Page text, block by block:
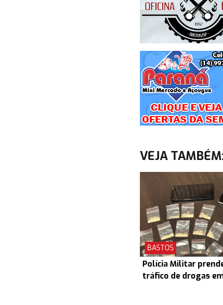
VEJA
BASTOS
Polícia Militar
tráfico de drogas